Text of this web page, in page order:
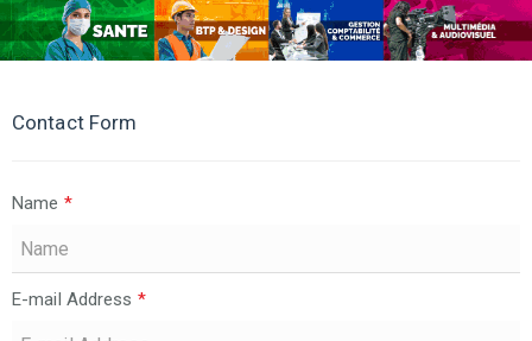
Contact Form
Name *
E-mail Address *